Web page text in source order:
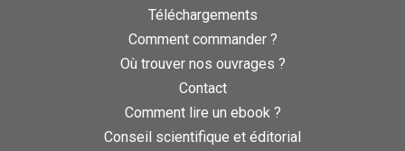
Téléchargements
Comment commander ?
Où trouver nos ouvrages ?
Contact
Comment lire un ebook ?
Conseil scientifique et éditorial